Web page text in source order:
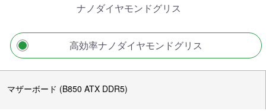
ナノダイヤモンドグリス
高効率ナノダイヤモンドグリス
マザーボード (B850 ATX DDR5)